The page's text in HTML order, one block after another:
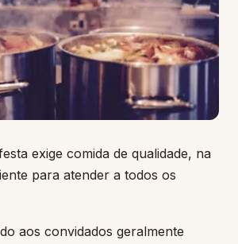
exige comida de qualidade, na
para atender a todos os
aos convidados geralmente